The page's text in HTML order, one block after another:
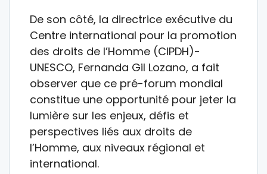
De son côté, la directrice exécutive du
Centre international pour la promotion
des droits de l’Homme (CIPDH)-
UNESCO, Fernanda Gil Lozano, a fait
observer que ce pré-forum mondial
constitue une opportunité pour jeter la
lumière sur les enjeux, défis et
perspectives liés aux droits de
l’Homme, aux niveaux régional et
international.